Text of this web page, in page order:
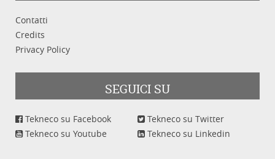
Contatti
Credits
Privacy Policy
SEGUICI SU
Tekneco su Facebook
Tekneco su Twitter
Tekneco su Youtube
Tekneco su Linkedin